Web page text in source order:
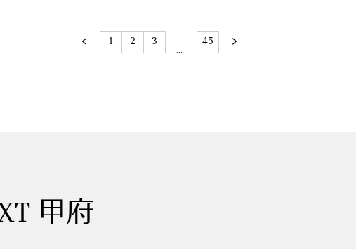
1 2 3 45
甲府